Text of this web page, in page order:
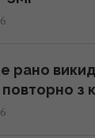
рано
повторно з